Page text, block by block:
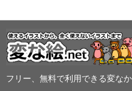
フリー、無料で利用できる変な